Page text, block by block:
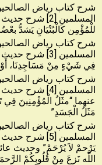
شرح كتاب رياض
المسلمين [2]
للْمُؤْمِن كَالْبُنْيَانِ يَشدُّ
شرح كتاب رياض
المسلمين [3]
فِي شَيْءٍ مِنْ مَسَاجِدِنَا، أَوْ
شرح كتاب رياض
المسلمين [4]
عنهما “مثَلُ الْمُؤْمِنِينَ فِي
مَثَلُ الْجَسَدِ”
شرح كتاب رياض
المسلمين [5]
يَرْحمْ لاَ يُرْحَمْ” وحديث
اللَّه نَزعَ مِنْ قُلُوبِكُمْ